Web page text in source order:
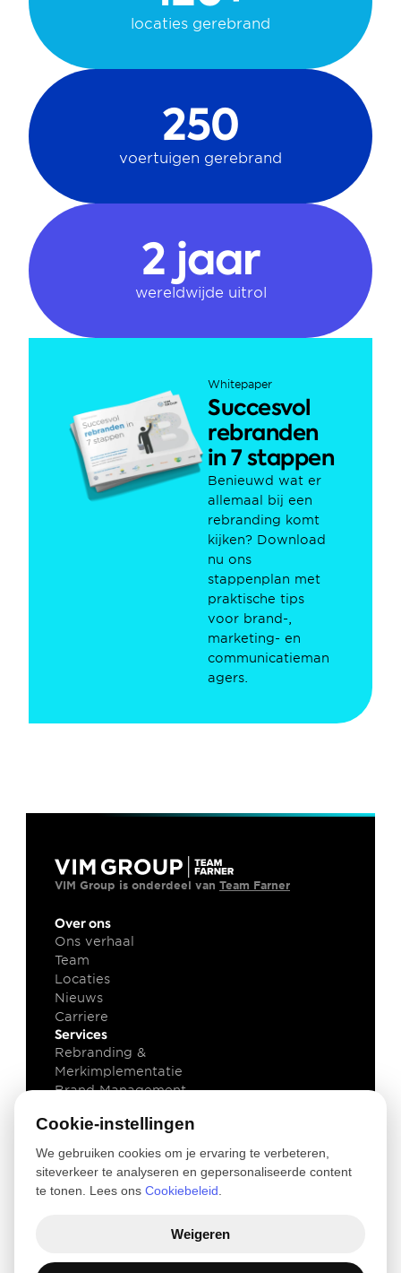
locaties gerebrand
250
voertuigen gerebrand
2 jaar
wereldwijde uitrol
Whitepaper
Succesvol
rebranden
in 7 stappen
Benieuwd wat er
allemaal bij een
rebranding komt
kijken? Download
nu ons
stappenplan met
praktische tips
voor brand-,
marketing- en
communicatieman
agers.
VIM Group is onderdeel van Team Farner
Over ons
Ons verhaal
Team
Locaties
Nieuws
Carriere
Services
Rebranding &
Merkimplementatie
Brand Management
Kennis
Insights
Privacy and Cookie Policy
Cookie-instellingen
We gebruiken cookies om je ervaring te verbeteren,
siteverkeer te analyseren en gepersonaliseerde content
te tonen. Lees ons Cookiebeleid
Weigeren